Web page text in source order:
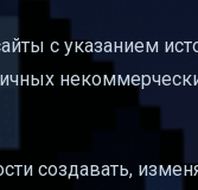
с указанием
создавать,